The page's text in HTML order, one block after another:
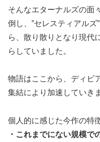
そんなエターナルズの面
倒し、”セレスティアル
ら、散り散りとなり現代
らしていました。
物語はここから、ディビ
集結により加速していき
個人的に感じた今作の特
・これまでにない規模で